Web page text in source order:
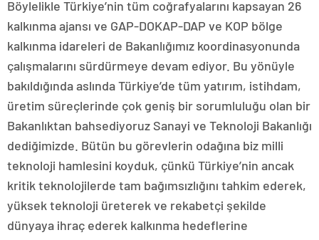
Böylelikle Türkiye’nin tüm coğrafyalarını kapsayan 26
kalkınma ajansı ve GAP-DOKAP-DAP ve KOP bölge
kalkınma idareleri de Bakanlığımız koordinasyonunda
çalışmalarını sürdürmeye devam ediyor. Bu yönüyle
bakıldığında aslında Türkiye’de tüm yatırım, istihdam,
üretim süreçlerinde çok geniş bir sorumluluğu olan bir
Bakanlıktan bahsediyoruz Sanayi ve Teknoloji Bakanlığı
dediğimizde. Bütün bu görevlerin odağına biz milli
teknoloji hamlesini koyduk, çünkü Türkiye’nin ancak
kritik teknolojilerde tam bağımsızlığını tahkim ederek,
yüksek teknoloji üreterek ve rekabetçi şekilde
dünyaya ihraç ederek kalkınma hedeflerine